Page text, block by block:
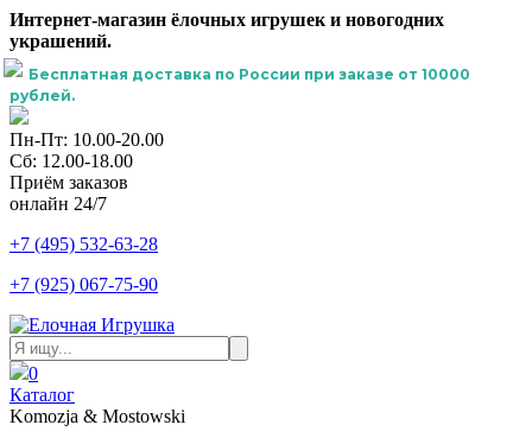
Интернет-магазин ёлочных игрушек и новогодних
украшений.
Бесплатная доставка по России при заказе от 10000
рублей.
Пн-Пт: 10.00-20.00
Сб: 12.00-18.00
Приём заказов
онлайн 24/7
+7 (495) 532-63-28
+7 (925) 067-75-90
0
Каталог
Komozja & Mostowski